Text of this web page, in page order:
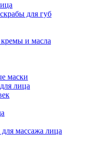
для губ
и масла
маски
лица
массажа лица